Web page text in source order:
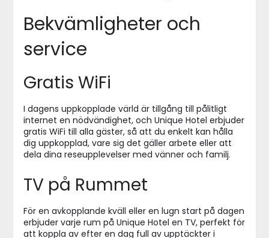
Bekvämligheter och
service
Gratis WiFi
I dagens uppkopplade värld är tillgång till pålitligt
internet en nödvändighet, och Unique Hotel erbjuder
gratis WiFi till alla gäster, så att du enkelt kan hålla
dig uppkopplad, vare sig det gäller arbete eller att
dela dina reseupplevelser med vänner och familj.
TV på Rummet
För en avkopplande kväll eller en lugn start på dagen
erbjuder varje rum på Unique Hotel en TV, perfekt för
att koppla av efter en dag full av upptäckter i